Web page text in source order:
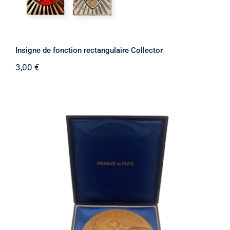
Insigne de fonction rectangulaire Collector
3,00 €
Médaille 40e Anniversaire des
Débarquements et de la Resistance